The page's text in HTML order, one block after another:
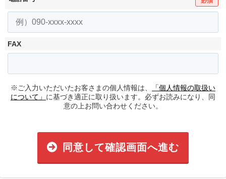
FAX
※ご入力いただいたお客さまの個人情報は、
「個人情報の取扱い
について」 に基づき適正に取り扱います。必ずお読みになり、同
意の上お問い合わせください。
同意して確認画面へ進む